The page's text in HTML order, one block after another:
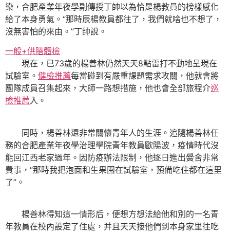
染，合肥產業年夜學副傳授丁帥以為恰是楊教員的榜樣感化
給了本身勇氣。“那時辰楊教員都往了，我們就啥也不想了，
沒無害怕的來由。”丁帥說。
一般+供膳體檢
現在，已73歲的楊善林仍然天天8點雷打不動地呈現在
試驗室。 健檢推薦每當碰到有嚴重課題需求攻關，他就會將
團隊成員召集起來，大師一路想措施，他也會全部旅程介巡
檢推薦入。
同時，楊善林還非常關懷青年人的生涯。追隨楊善林任
務的合肥產業年夜學治理學院青年教員歐陽波，疫情時代沒
能回江西老家過年。因防疫辦法限制，他逐日進出黌舍非常
費事，“那時我把泡面和生果囤在試驗室，預備吃住都在這里
了”。
楊善林得知這一情形后，便想方想法給他和別的一名青
年教員在校內設定了住處，并且天天接他們到本身家里往吃